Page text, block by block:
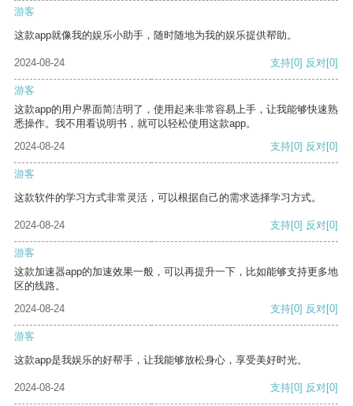
游客
这款app就像我的娱乐小助手，随时随地为我的娱乐提供帮助。
2024-08-24 支持[0] 反对[0]
游客
这款app的用户界面简洁明了，使用起来非常容易上手，让我能够快速熟
悉操作。我不用看说明书，就可以轻松使用这款app。
2024-08-24
支持[0] 反对[0]
游客
这款软件的学习方式非常灵活，可以根据自己的需求选择学习方式。
2024-08-24 支持[0] 反对[0]
游客
这款加速器app的加速效果一般，可以再提升一下，比如能够支持更多地
区的线路。
2024-08-24
支持[0] 反对[0]
游客
这款app是我娱乐的好帮手，让我能够放松身心，享受美好时光。
2024-08-24 支持[0] 反对[0]